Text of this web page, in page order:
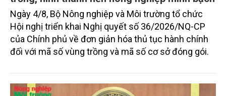
Ngày 4/8, Bộ Nông nghiệp và Môi trường tổ chức
Hội nghị triển khai Nghị quyết số 36/2026/NQ-CP
của Chính phủ về đơn giản hóa thủ tục hành chính
đối với mã số vùng trồng và mã số cơ sở đóng gói.